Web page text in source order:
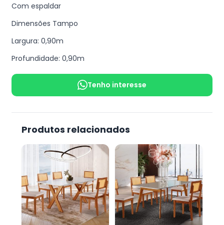
Com espaldar
Dimensões Tampo
Largura: 0,90m
Profundidade: 0,90m
Tenho interesse
Produtos relacionados